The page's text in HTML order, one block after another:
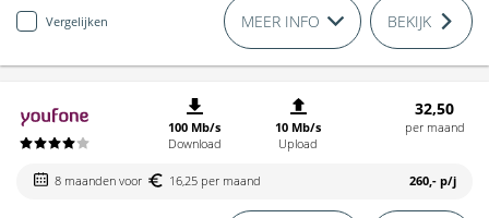
Vergelijken MEER INFO BEKIJK
100 Mb/s
Download
10 Mb/s
Upload
32,50
per maand
8 maanden voor 16,25 per maand 260,- p/j